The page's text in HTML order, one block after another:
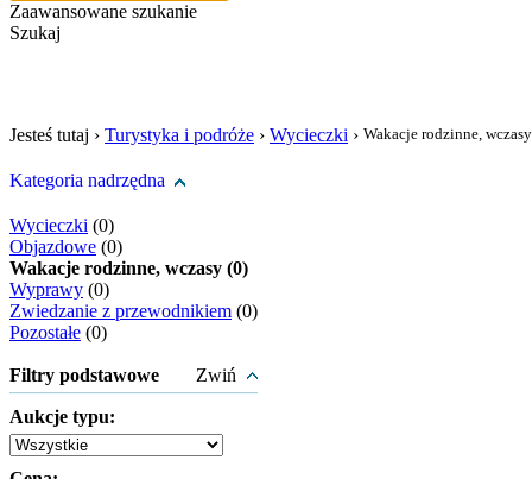
Zaawansowane szukanie
Szukaj
Jesteś tutaj › Turystyka i podróże › Wycieczki › Wakacje rodzinne, wczasy
Kategoria nadrzędna
Wycieczki (0)
Objazdowe (0)
Wakacje rodzinne, wczasy (0)
Wyprawy (0)
Zwiedzanie z przewodnikiem (0)
Pozostałe (0)
Filtry podstawowe Zwiń
Aukcje typu: